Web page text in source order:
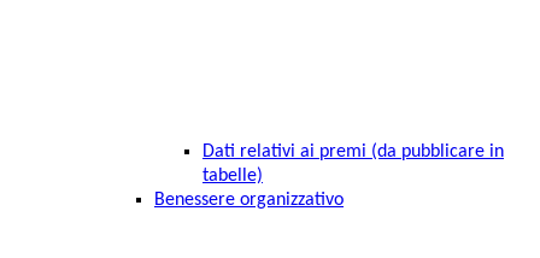
Dati relativi ai premi (da pubblicare in
tabelle)
Benessere organizzativo